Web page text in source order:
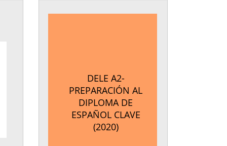
DELE A2-
PREPARACIÓN AL
DIPLOMA DE
ESPAÑOL CLAVE
(2020)